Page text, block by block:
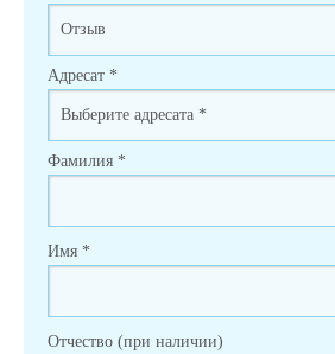
Адресат *
Фамилия *
Имя *
Отчество (при наличии)